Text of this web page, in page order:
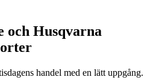
och Husqvarna
handel med en lätt uppgång.